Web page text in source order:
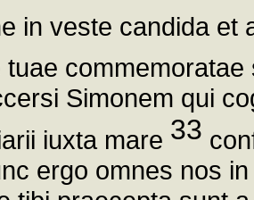
in veste candida et
tuae
Simonem qui
iuxta mare 33
ergo omnes nos